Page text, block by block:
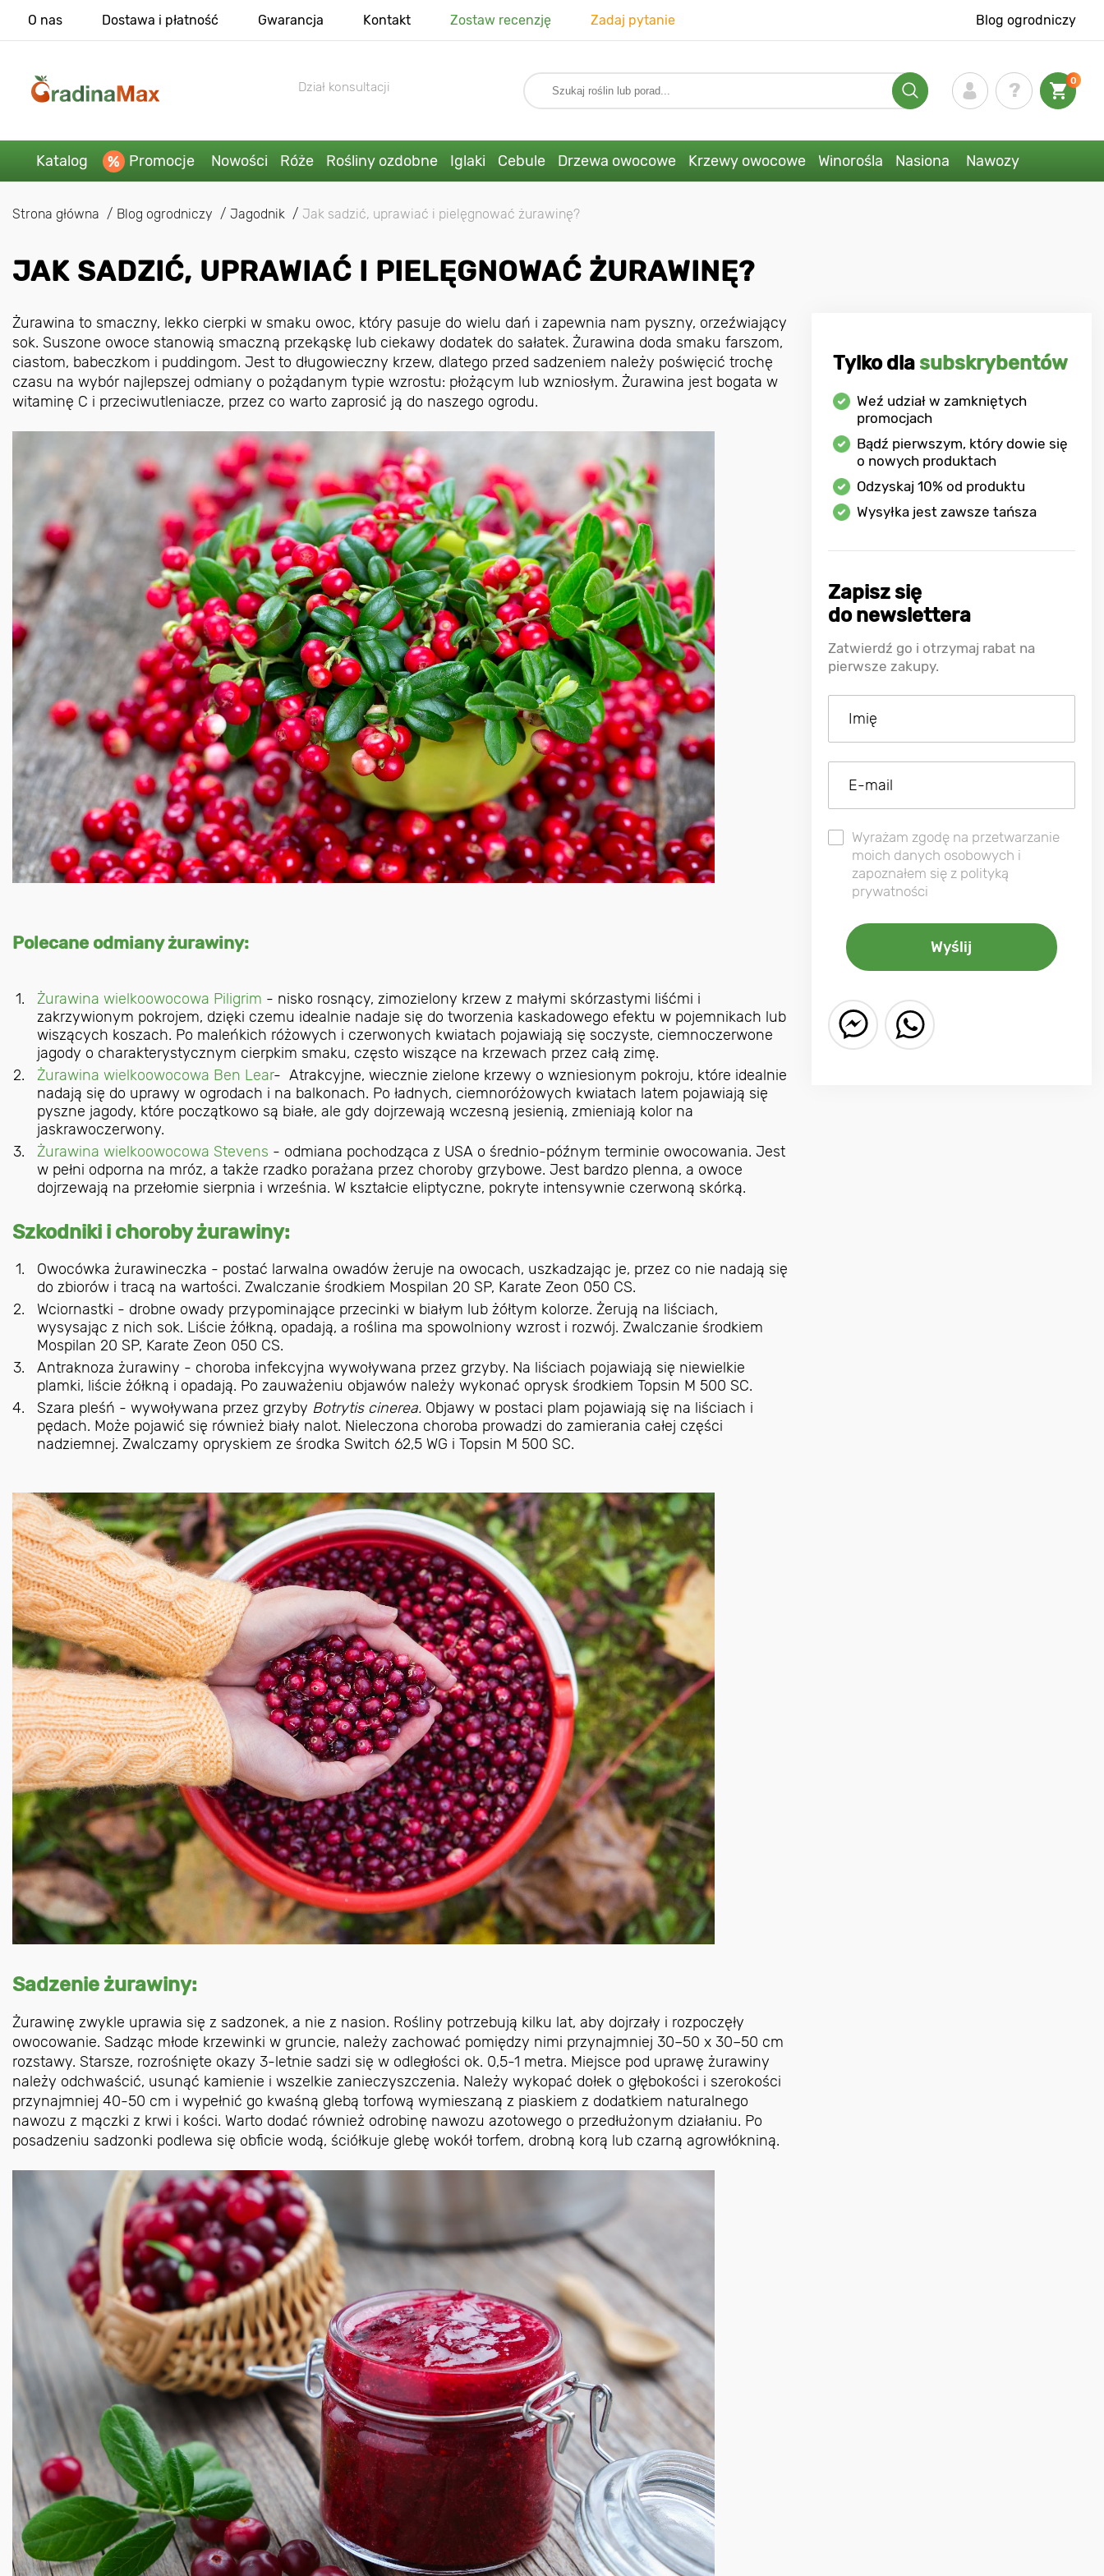
O nas Dostawa i płatność Gwarancja Kontakt Zostaw recenzję Zadaj pytanie Blog ogrodniczy
Dział konsultacji 0
Katalog Promocje Nowości Róże Rośliny ozdobne Iglaki Cebule Drzewa owocowe Krzewy owocowe Winorośla Nasiona Nawozy
Strona główna Blog ogrodniczy Jagodnik Jak sadzić, uprawiać i pielęgnować żurawinę?
JAK SADZIĆ, UPRAWIAĆ I PIELĘGNOWAĆ ŻURAWINĘ?
Żurawina to smaczny, lekko cierpki w smaku owoc, który pasuje do wielu dań i zapewnia nam pyszny, orzeźwiający
sok. Suszone owoce stanowią smaczną przekąskę lub ciekawy dodatek do sałatek. Żurawina doda smaku farszom,
ciastom, babeczkom i puddingom. Jest to długowieczny krzew, dlatego przed sadzeniem należy poświęcić trochę
czasu na wybór najlepszej odmiany o pożądanym typie wzrostu: płożącym lub wzniosłym. Żurawina jest bogata w
witaminę C i przeciwutleniacze, przez co warto zaprosić ją do naszego ogrodu.
Polecane odmiany żurawiny:
Żurawina wielkoowocowa Piligrim - nisko rosnący, zimozielony krzew z małymi skórzastymi liśćmi i
zakrzywionym pokrojem, dzięki czemu idealnie nadaje się do tworzenia kaskadowego efektu w pojemnikach lub
wiszących koszach. Po maleńkich różowych i czerwonych kwiatach pojawiają się soczyste, ciemnoczerwone
jagody o charakterystycznym cierpkim smaku, często wiszące na krzewach przez całą zimę.
Żurawina wielkoowocowa Ben Lear- Atrakcyjne, wiecznie zielone krzewy o wzniesionym pokroju, które idealnie
nadają się do uprawy w ogrodach i na balkonach. Po ładnych, ciemnoróżowych kwiatach latem pojawiają się
pyszne jagody, które początkowo są białe, ale gdy dojrzewają wczesną jesienią, zmieniają kolor na
jaskrawoczerwony.
Żurawina wielkoowocowa Stevens - odmiana pochodząca z USA o średnio-późnym terminie owocowania. Jest
w pełni odporna na mróz, a także rzadko porażana przez choroby grzybowe. Jest bardzo plenna, a owoce
dojrzewają na przełomie sierpnia i września. W kształcie eliptyczne, pokryte intensywnie czerwoną skórką.
Szkodniki i choroby żurawiny:
Owocówka żurawineczka - postać larwalna owadów żeruje na owocach, uszkadzając je, przez co nie nadają się
do zbiorów i tracą na wartości. Zwalczanie środkiem Mospilan 20 SP, Karate Zeon 050 CS.
Wciornastki - drobne owady przypominające przecinki w białym lub żółtym kolorze. Żerują na liściach,
wysysając z nich sok. Liście żółkną, opadają, a roślina ma spowolniony wzrost i rozwój. Zwalczanie środkiem
Mospilan 20 SP, Karate Zeon 050 CS.
Antraknoza żurawiny - choroba infekcyjna wywoływana przez grzyby. Na liściach pojawiają się niewielkie
plamki, liście żółkną i opadają. Po zauważeniu objawów należy wykonać oprysk środkiem Topsin M 500 SC.
Szara pleśń - wywoływana przez grzyby Botrytis cinerea. Objawy w postaci plam pojawiają się na liściach i
pędach. Może pojawić się również biały nalot. Nieleczona choroba prowadzi do zamierania całej części
nadziemnej. Zwalczamy opryskiem ze środka Switch 62,5 WG i Topsin M 500 SC.
Sadzenie żurawiny:
Żurawinę zwykle uprawia się z sadzonek, a nie z nasion. Rośliny potrzebują kilku lat, aby dojrzały i rozpoczęły
owocowanie. Sadząc młode krzewinki w gruncie, należy zachować pomiędzy nimi przynajmniej 30–50 x 30–50 cm
rozstawy. Starsze, rozrośnięte okazy 3-letnie sadzi się w odległości ok. 0,5-1 metra. Miejsce pod uprawę żurawiny
należy odchwaścić, usunąć kamienie i wszelkie zanieczyszczenia. Należy wykopać dołek o głębokości i szerokości
przynajmniej 40-50 cm i wypełnić go kwaśną glebą torfową wymieszaną z piaskiem z dodatkiem naturalnego
nawozu z mączki z krwi i kości. Warto dodać również odrobinę nawozu azotowego o przedłużonym działaniu. Po
posadzeniu sadzonki podlewa się obficie wodą, ściółkuje glebę wokół torfem, drobną korą lub czarną agrowłókniną.
Tylko dla subskrybentów
Weź udział w zamkniętych
promocjach
Bądź pierwszym, który dowie się
o nowych produktach
Odzyskaj 10% od produktu
Wysyłka jest zawsze tańsza
Zapisz się
do newslettera
Zatwierdź go i otrzymaj rabat na
pierwsze zakupy.
Wyrażam zgodę na przetwarzanie
moich danych osobowych i
zapoznałem się z polityką
prywatności